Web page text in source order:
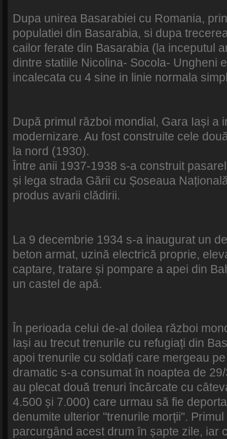
Dupa unirea Basarabiei cu Romania,
populatiei din Basarabia, si dupa
cailor ferate din Basarabia (la inceputul
dintre statiile Nicolina- Socola- Ungheni
incalecata cu 4 sine in linie normala
După primul război mondial, Gara Iași a
modernizare. Au fost construite cele
la nord (1930).
Între anii 1937-1938 s-a construit
și lega strada Gării cu Șoseaua
produs avarii clădirii.
La 9 decembrie 1934 s-a inaugurat un
beton armat, uzină electrică proprie,
captare, tratare și pompare a apei din
un castel de apă.
În perioada celui de-al doilea război
Iași au trecut trenurile cu refugiați din
apoi trenurile cu soldați care mergeau
dramatic s-a consumat în noaptea de
au plecat două trenuri încărcate cu
4.500 și 7.000) care urmau să fie
denumite ulterior "trenurile morții".
parcurgând acest drum în șapte zile, iar